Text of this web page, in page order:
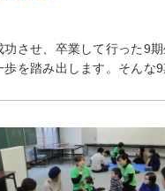
功させ、卒業して行った9
歩を踏み出します。そんな9